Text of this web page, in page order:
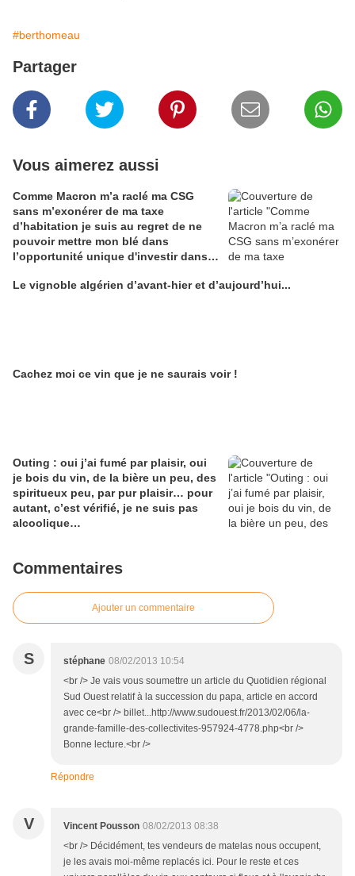
#berthomeau
Partager
Vous aimerez aussi
Comme Macron m’a raclé ma CSG
sans m’exonérer de ma taxe
d’habitation je suis au regret de ne
pouvoir mettre mon blé dans
l’opportunité unique d'investir dans
Alain Edouard
Le vignoble algérien d’avant-hier et d’aujourd’hui...
Cachez moi ce vin que je ne saurais voir !
Outing : oui j’ai fumé par plaisir, oui
je bois du vin, de la bière un peu, des
spiritueux peu, par pur plaisir… pour
autant, c’est vérifié, je ne suis pas
alcoolique…
Commentaires
Ajouter un commentaire
S stéphane 08/02/2013 10:54
<br /> Je vais vous soumettre un article du Quotidien régional
Sud Ouest relatif à la succession du papa, article en accord
avec ce<br /> billet...http://www.sudouest.fr/2013/02/06/la-
grande-famille-des-collectivites-957924-4778.php<br />
Bonne lecture.<br />
Répondre
V Vincent Pousson 08/02/2013 08:38
<br /> Décidément, tes vendeurs de matelas nous occupent,
je les avais moi-même replacés ici. Pour le reste et ces